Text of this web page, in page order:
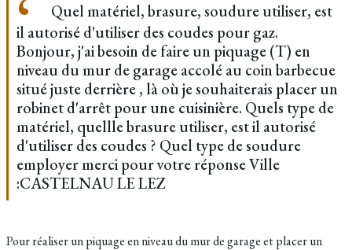
Quel matériel, brasure, soudure utiliser, est
il autorisé d'utiliser des coudes pour gaz.
Bonjour, j'ai besoin de faire un piquage (T) en
niveau du mur de garage accolé au coin barbecue
situé juste derrière , là où je souhaiterais placer un
robinet d'arrêt pour une cuisinière. Quels type de
matériel, quellle brasure utiliser, est il autorisé
d'utiliser des coudes ? Quel type de soudure
employer merci pour votre réponse Ville
:CASTELNAU LE LEZ
Pour réaliser un piquage en niveau du mur de garage et placer un